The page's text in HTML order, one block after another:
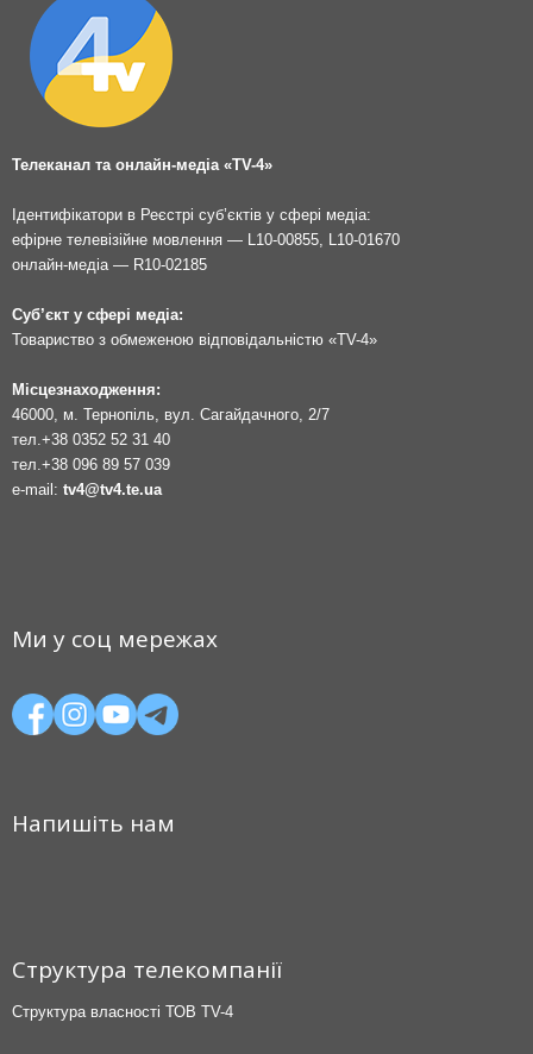
Телеканал та онлайн-медіа «TV-4»
Ідентифікатори в Реєстрі суб’єктів у сфері медіа:
ефірне телевізійне мовлення — L10-00855, L10-01670
онлайн-медіа — R10-02185
Суб’єкт у сфері медіа:
Товариство з обмеженою відповідальністю «TV-4»
Місцезнаходження:
46000, м. Тернопіль, вул. Сагайдачного, 2/7
тел. +38 0352 52 31 40
тел. +38 096 89 57 039
e-mail: tv4@tv4.te.ua
Ми у соц мережах
Напишіть нам
Структура телекомпанії
Структура власності ТОВ TV-4